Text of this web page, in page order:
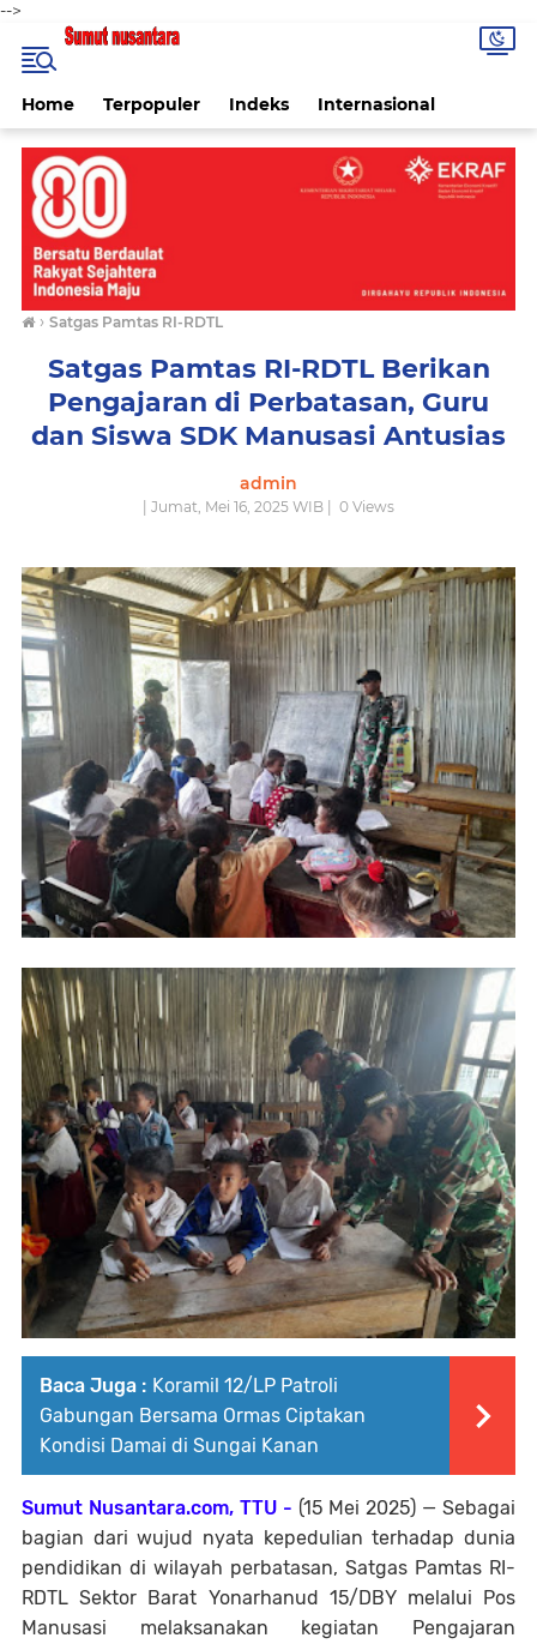
-->
Home Terpopuler Indeks Internasional
› Satgas Pamtas RI-RDTL
Satgas Pamtas RI-RDTL Berikan
Pengajaran di Perbatasan, Guru
dan Siswa SDK Manusasi Antusias
admin
| Jumat, Mei 16, 2025 WIB | 0 Views
Baca Juga : Koramil 12/LP Patroli
Gabungan Bersama Ormas Ciptakan
Kondisi Damai di Sungai Kanan
Sumut Nusantara.com, TTU - (15 Mei 2025) — Sebagai
bagian dari wujud nyata kepedulian terhadap dunia
pendidikan di wilayah perbatasan, Satgas Pamtas RI-
RDTL Sektor Barat Yonarhanud 15/DBY melalui Pos
Manusasi melaksanakan kegiatan Pengajaran